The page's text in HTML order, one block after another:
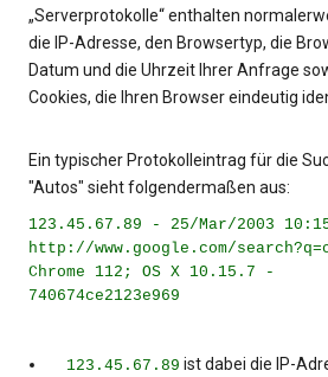
„Serverprotokolle“ enthalten
die IP-Adresse, den Browsertyp, die
Datum und die Uhrzeit Ihrer Anfrage
Cookies, die Ihren Browser eindeutig
Ein typischer Protokolleintrag für die
"Autos" sieht folgendermaßen aus:
123.45.67.89 - 25/Mar/2003
http://www.google.com/
Chrome 112; OS X 10.15.7 -
740674ce2123e969
123.45.67.89 ist dabei die IP-